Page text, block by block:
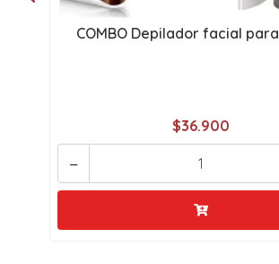
COMBO Depilador facial
$36.900
-